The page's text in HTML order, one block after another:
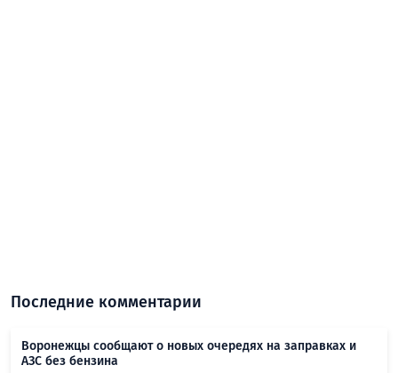
Последние комментарии
Воронежцы сообщают о новых очередях на заправках и
АЗС без бензина